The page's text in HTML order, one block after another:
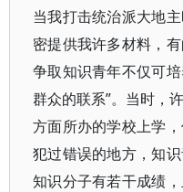
当我打击统治派大地
密提供我许多材料，
争取知识青年不仅可
群众的联系”。当时，
方面所办的学校上学
犯过错误的地方，知
知识分子有若干成绩